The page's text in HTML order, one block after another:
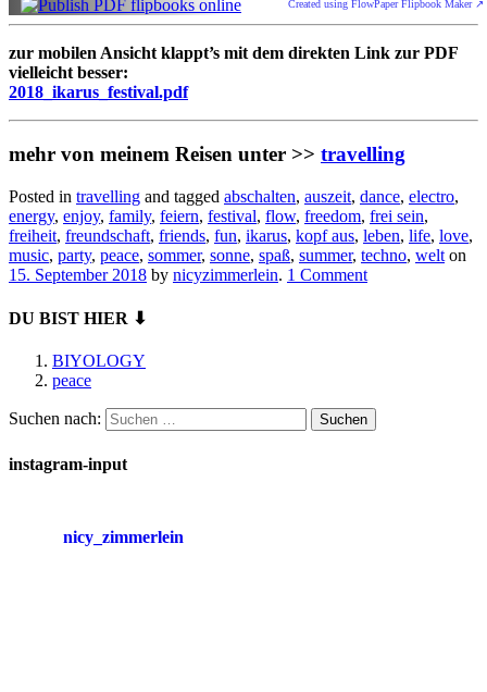
Created using FlowPaper Flipbook Maker ↗
zur mobilen Ansicht klappt’s mit dem direkten Link zur PDF
vielleicht besser:
2018_ikarus_festival.pdf
mehr von meinem Reisen unter >> travelling
Posted in travelling and tagged abschalten, auszeit, dance, electro,
energy, enjoy, family, feiern, festival, flow, freedom, frei sein,
freiheit, freundschaft, friends, fun, ikarus, kopf aus, leben, life, love,
music, party, peace, sommer, sonne, spaß, summer, techno, welt on
15. September 2018 by nicyzimmerlein. 1 Comment
DU BIST HIER ⬇
BIYOLOGY
peace
Suchen nach:
instagram-input
nicy_zimmerlein